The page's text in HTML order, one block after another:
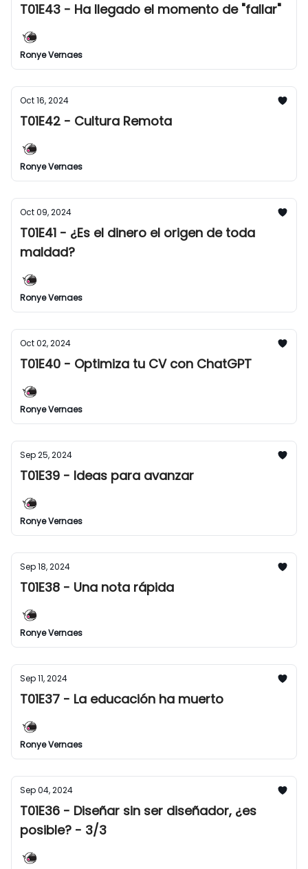
T01E43 - Ha llegado el momento de "fallar"
Ronye Vernaes
Oct 16, 2024
T01E42 - Cultura Remota
Ronye Vernaes
Oct 09, 2024
T01E41 - ¿Es el dinero el origen de toda
maldad?
Ronye Vernaes
Oct 02, 2024
T01E40 - Optimiza tu CV con ChatGPT
Ronye Vernaes
Sep 25, 2024
T01E39 - Ideas para avanzar
Ronye Vernaes
Sep 18, 2024
T01E38 - Una nota rápida
Ronye Vernaes
Sep 11, 2024
T01E37 - La educación ha muerto
Ronye Vernaes
Sep 04, 2024
T01E36 - Diseñar sin ser diseñador, ¿es
posible? - 3/3